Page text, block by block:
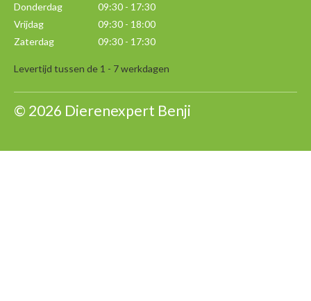
Donderdag 09:30 - 17:30
Vrijdag 09:30 - 18:00
Zaterdag 09:30 - 17:30
Levertijd tussen de 1 - 7 werkdagen
© 2026 Dierenexpert Benji